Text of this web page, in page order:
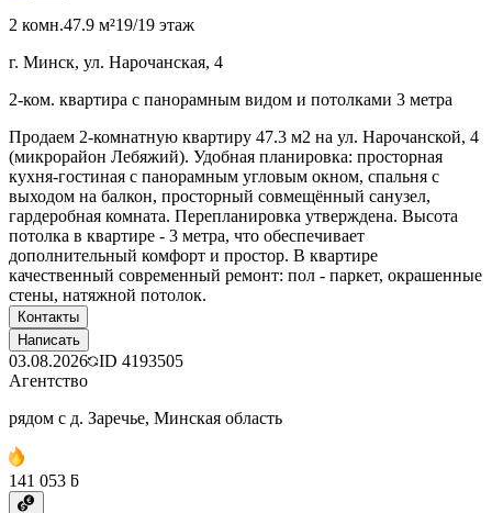
2 комн.47.9 м²19/19 этаж
г. Минск, ул. Нарочанская, 4
2-ком. квартира с панорамным видом и потолками 3 метра
Продаем 2-комнатную квартиру 47.3 м2 на ул. Нарочанской, 4
(микрорайон Лебяжий). Удобная планировка: просторная
кухня-гостиная с панорамным угловым окном, спальня с
выходом на балкон, просторный совмещённый санузел,
гардеробная комната. Перепланировка утверждена. Высота
потолка в квартире - 3 метра, что обеспечивает
дополнительный комфорт и простор. В квартире
качественный современный ремонт: пол - паркет, окрашенные
стены, натяжной потолок.
Контакты
Написать
03.08.2026 ID 4193505
Агентство
рядом с д. Заречье, Минская область
141 053 ƃ